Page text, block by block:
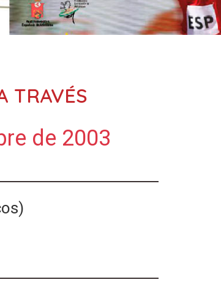
TRAVÉS
de 2003